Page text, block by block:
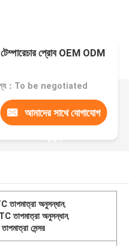
প্রোব OEM ODM
：To be negotiated
আমাদের সাথে যোগাযোগ
করুন
তাপমাত্রা অনুসন্ধান,
তাপমাত্রা অনুসন্ধান,
সেন্সর